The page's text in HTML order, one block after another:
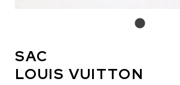
SAC
LOUIS VUITTON